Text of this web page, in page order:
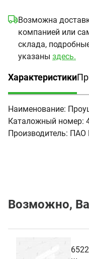
Возможна
компанией или
склада,
указаны здесь.
Характеристики
(активная вкладка)
Наименование:
Каталожный номер:
Производитель: ПАО
Возможно,